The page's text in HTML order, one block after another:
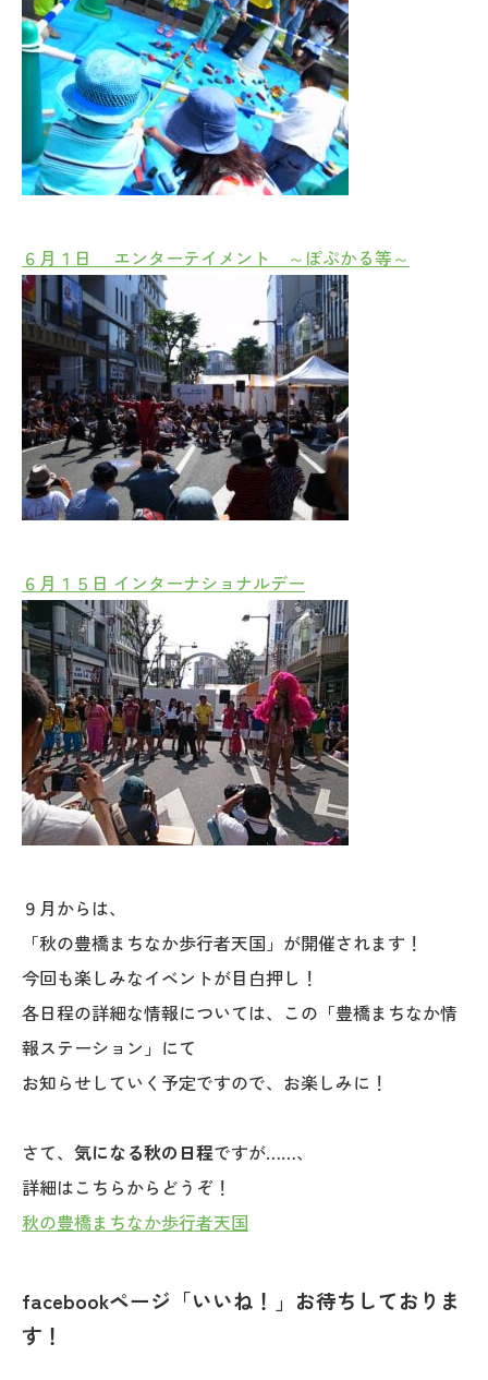
６月１日 エンターテイメント ～ぽぷかる等～
６月１５日 インターナショナルデー
９月からは、
「秋の豊橋まちなか歩行者天国」が開催されます！
今回も楽しみなイベントが目白押し！
各日程の詳細な情報については、この「豊橋まちなか情
報ステーション」にて
お知らせしていく予定ですので、お楽しみに！
さて、 気になる秋の日程ですが……、
詳細はこちらからどうぞ！
秋の豊橋まちなか歩行者天国
facebookページ「いいね！」お待ちしておりま
す！